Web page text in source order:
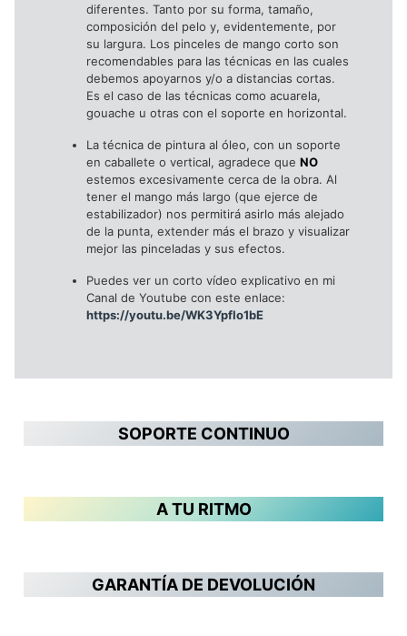
diferentes. Tanto por su forma, tamaño,
composición del pelo y, evidentemente, por
su largura. Los pinceles de mango corto son
recomendables para las técnicas en las cuales
debemos apoyarnos y/o a distancias cortas.
Es el caso de las técnicas como acuarela,
gouache u otras con el soporte en horizontal.
La técnica de pintura al óleo, con un soporte
en caballete o vertical, agradece que NO
estemos excesivamente cerca de la obra. Al
tener el mango más largo (que ejerce de
estabilizador) nos permitirá asirlo más alejado
de la punta, extender más el brazo y visualizar
mejor las pinceladas y sus efectos.
Puedes ver un corto vídeo explicativo en mi
Canal de Youtube con este enlace:
https://youtu.be/WK3YpfIo1bE
SOPORTE CONTINUO
A TU RITMO
GARANTÍA DE DEVOLUCIÓN